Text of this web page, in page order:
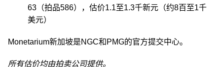
63（拍品586），估价1.1至1.3千新元（约8百至1千
美元）
Monetarium新加坡是NGC和PMG的官方提交中心。
所有估价均由拍卖公司提供。